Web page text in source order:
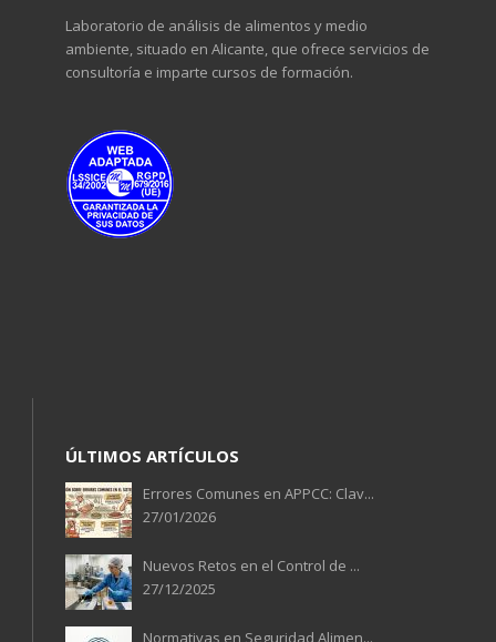
Laboratorio de análisis de alimentos y medio
ambiente, situado en Alicante, que ofrece servicios de
consultoría e imparte cursos de formación.
ÚLTIMOS ARTÍCULOS
Errores Comunes en APPCC: Clav...
27/01/2026
Nuevos Retos en el Control de ...
27/12/2025
Normativas en Seguridad Alimen...